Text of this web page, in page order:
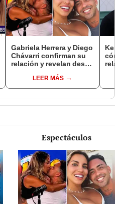
Gabriela Herrera y Diego
Chávarri confirman su
relación y revelan desde
momento muy bonito"
LEER MÁS
Espectáculos